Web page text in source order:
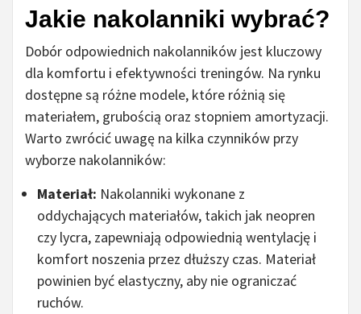
Jakie nakolanniki wybrać?
Dobór odpowiednich nakolanników jest kluczowy
dla komfortu i efektywności treningów. Na rynku
dostępne są różne modele, które różnią się
materiałem, grubością oraz stopniem amortyzacji.
Warto zwrócić uwagę na kilka czynników przy
wyborze nakolanników:
Materiał: Nakolanniki wykonane z
oddychających materiałów, takich jak neopren
czy lycra, zapewniają odpowiednią wentylację i
komfort noszenia przez dłuższy czas. Materiał
powinien być elastyczny, aby nie ograniczać
ruchów.